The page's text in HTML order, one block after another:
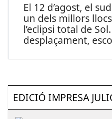
El 12 d’agost, el
un dels millors
l’eclipsi total de
desplaçament,
EDICIÓ IMPRESA